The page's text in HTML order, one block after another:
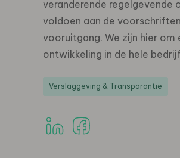
veranderende regelgevende
voldoen aan de
vooruitgang. We zijn hier
ontwikkeling in de hele
Verslaggeving & Transparantie